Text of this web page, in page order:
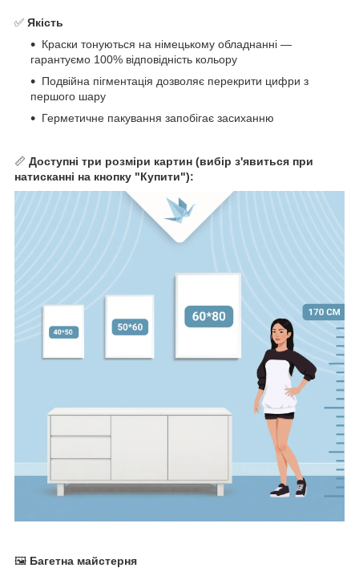
✅ Якість
Краски тонуються на німецькому обладнанні —
гарантуємо 100% відповідність кольору
Подвійна пігментація дозволяє перекрити цифри з
першого шару
Герметичне пакування запобігає засиханню
📏 Доступні три розміри картин (вибір з'явиться при
натисканні на кнопку "Купити"):
🖼 Багетна майстерня